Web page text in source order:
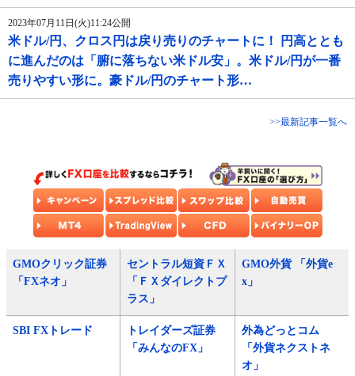
2023年07月11日(火)11:24公開
米ドル/円、クロス円は戻り売りのチャートに！ 円高ととも
に進んだのは「腑に落ちない米ドル安」。米ドル/円が一番
売りやすい形に。豪ドル/円のチャート形…
>>最新記事一覧へ
GMOクリック証券
「FXネオ」
セントラル短資ＦＸ
「ＦＸダイレクトプ
ラス」
GMO外貨 「外貨e
x」
SBI FXトレード
トレイダーズ証券
「みんなのFX」
外為どっとコム
「外貨ネクストネ
オ」